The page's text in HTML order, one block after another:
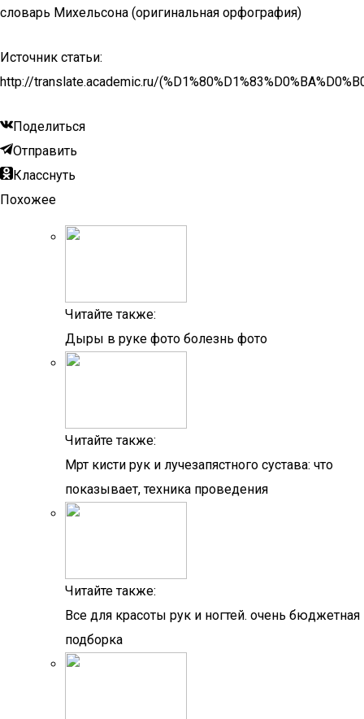
словарь Михельсона (оригинальная орфография)
Источник статьи:
http://translate.academic.ru/
Поделиться
Отправить
Класснуть
Похожее
Читайте также:
Дыры в руке фото болезнь фото
Читайте также:
Мрт кисти рук и лучезапястного сустава: что
показывает, техника проведения
Читайте также:
Все для красоты рук и ногтей. очень бюджетная
подборка